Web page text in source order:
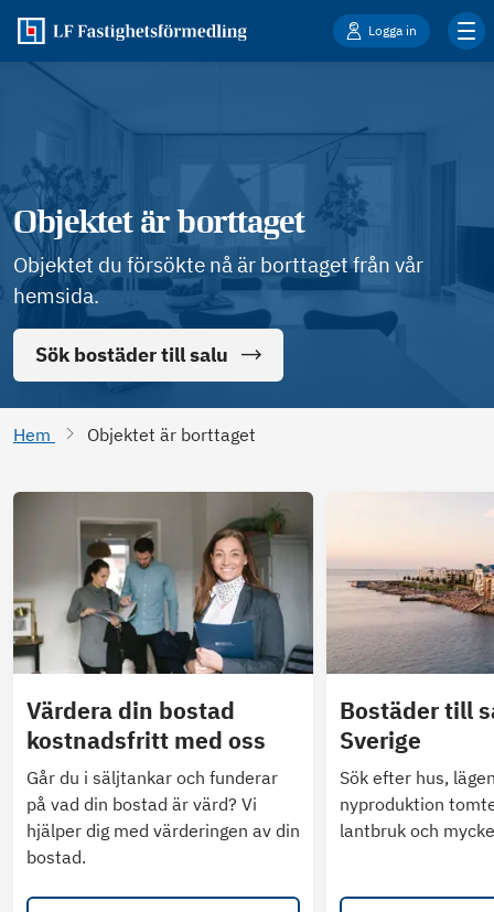
Logga in
Objektet är borttaget
Objektet du försökte nå är borttaget från vår
hemsida.
Sök bostäder till salu
Hem Objektet är borttaget
Värdera din bostad
kostnadsfritt med oss
Går du i säljtankar och funderar
på vad din bostad är värd? Vi
hjälper dig med värderingen av din
bostad.
Bostäder till
Sverige
Sök efter hus,
nyproduktion
lantbruk och